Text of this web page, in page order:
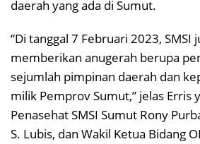
daerah yang ada di Sumut.
“Di tanggal 7 Februari 2023, SMSI
memberikan anugerah berupa
sejumlah pimpinan daerah dan
milik Pemprov Sumut,” jelas Erris
Penasehat SMSI Sumut Rony
S. Lubis, dan Wakil Ketua Bidang